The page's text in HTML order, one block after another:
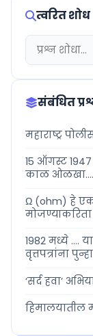
त्वरित शोध
संबंधित
महाराष्ट्र
15 ऑगस्ट 1947
काळ ओळखा....
Ω (ohm) हे
1982 मध्ये ....
वृत्तपत्रांना
‘सर्द हवा’
हिमालयातील